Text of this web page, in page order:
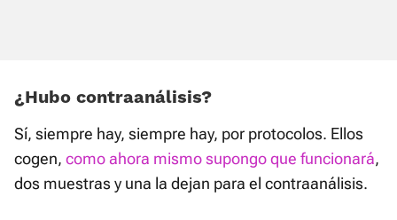
¿Hubo contraanálisis?
Sí, siempre hay, siempre hay, por protocolos. Ellos
cogen, como ahora mismo supongo que funcionará,
dos muestras y una la dejan para el contraanálisis.